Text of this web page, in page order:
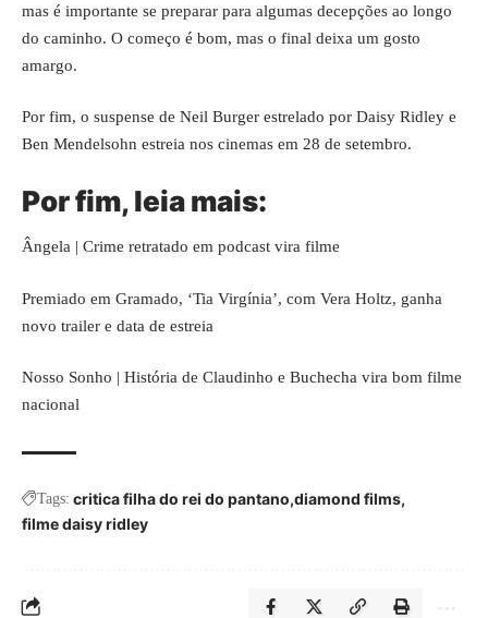
mas é importante se preparar para algumas decepções ao longo
do caminho. O começo é bom, mas o final deixa um gosto
amargo.
Por fim, o suspense de Neil Burger estrelado por Daisy Ridley e
Ben Mendelsohn estreia nos cinemas em 28 de setembro.
Por fim, leia mais:
Ângela | Crime retratado em podcast vira filme
Premiado em Gramado, ‘Tia Virgínia’, com Vera Holtz, ganha
novo trailer e data de estreia
Nosso Sonho | História de Claudinho e Buchecha vira bom filme
nacional
Tags: critica filha do rei do pantano diamond films
filme daisy ridley